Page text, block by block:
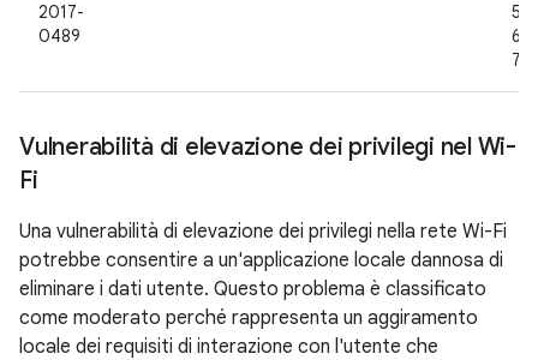
2017-
0489
Vulnerabilità di elevazione dei privilegi nel Wi-
Fi
Una vulnerabilità di elevazione dei privilegi nella rete Wi-Fi
potrebbe consentire a un'applicazione locale dannosa di
eliminare i dati utente. Questo problema è classificato
come moderato perché rappresenta un aggiramento
locale dei requisiti di interazione con l'utente che